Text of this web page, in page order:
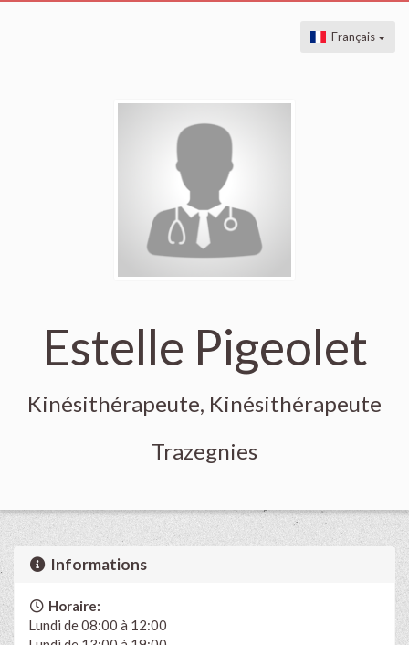
Français
Estelle Pigeolet
Kinésithérapeute, Kinésithérapeute
Trazegnies
Informations
Horaire:
Lundi de 08:00 à 12:00